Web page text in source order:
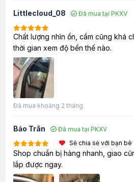
Littlecloud_08 Đã mua tại PKXV
Chất lượng nhìn ổn, cầm cũng khá
thời gian xem độ bền thế nào.
Đã mua khoảng 2 tháng
Bảo Trân
Đã mua tại PKXV
Sẽ chia sẻ với bạn bè
Shop chuẩn bị hàng nhanh, giao
lắp được ngay.